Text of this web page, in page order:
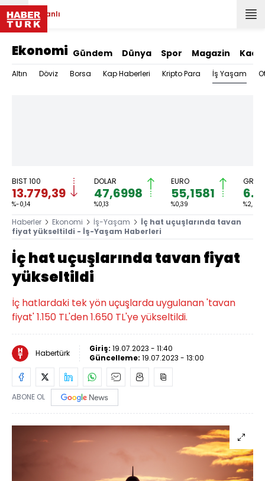
Canlı
Ekonomi Gündem Dünya Spor Magazin
Altın Döviz Borsa Kap Haberleri Kripto Para İş Yaşam
BIST 100
13.779,39
%-0,14
DOLAR
47,6998
%0,13
EURO
55,1581
%0,39 %2,59
Haberler Ekonomi İş-Yaşam
İç hat uçuşlarında tavan
fiyat yükseltildi - İş-Yaşam Haberleri
İç hat uçuşlarında tavan fiyat
yükseltildi
İç hatlardaki tek yön uçuşlarda uygulanan 'tavan
fiyat' 1.150 TL'den 1.650 TL'ye yükseltildi.
Habertürk Giriş: 19.07.2023 - 11:40
Güncelleme: 19.07.2023 - 13:00
ABONE OL